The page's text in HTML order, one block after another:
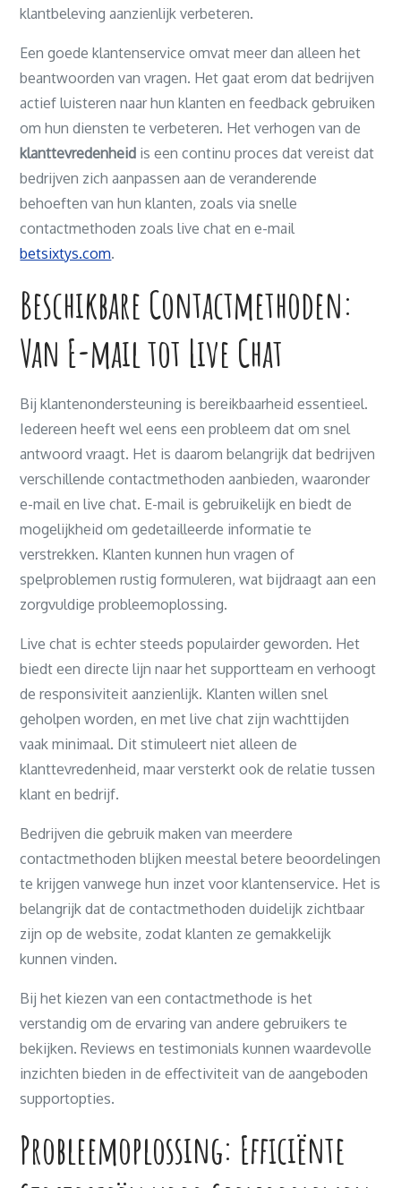
klantbeleving aanzienlijk verbeteren.
Een goede klantenservice omvat meer dan alleen het
beantwoorden van vragen. Het gaat erom dat bedrijven
actief luisteren naar hun klanten en feedback gebruiken
om hun diensten te verbeteren. Het verhogen van de
klanttevredenheid is een continu proces dat vereist dat
bedrijven zich aanpassen aan de veranderende
behoeften van hun klanten, zoals via snelle
contactmethoden zoals live chat en e-mail
betsixtys.com.
Beschikbare Contactmethoden:
Van E-mail tot Live Chat
Bij klantenondersteuning is bereikbaarheid essentieel.
Iedereen heeft wel eens een probleem dat om snel
antwoord vraagt. Het is daarom belangrijk dat bedrijven
verschillende contactmethoden aanbieden, waaronder
e-mail en live chat. E-mail is gebruikelijk en biedt de
mogelijkheid om gedetailleerde informatie te
verstrekken. Klanten kunnen hun vragen of
spelproblemen rustig formuleren, wat bijdraagt aan een
zorgvuldige probleemoplossing.
Live chat is echter steeds populairder geworden. Het
biedt een directe lijn naar het supportteam en verhoogt
de responsiviteit aanzienlijk. Klanten willen snel
geholpen worden, en met live chat zijn wachttijden
vaak minimaal. Dit stimuleert niet alleen de
klanttevredenheid, maar versterkt ook de relatie tussen
klant en bedrijf.
Bedrijven die gebruik maken van meerdere
contactmethoden blijken meestal betere beoordelingen
te krijgen vanwege hun inzet voor klantenservice. Het is
belangrijk dat de contactmethoden duidelijk zichtbaar
zijn op de website, zodat klanten ze gemakkelijk
kunnen vinden.
Bij het kiezen van een contactmethode is het
verstandig om de ervaring van andere gebruikers te
bekijken. Reviews en testimonials kunnen waardevolle
inzichten bieden in de effectiviteit van de aangeboden
supportopties.
Probleemoplossing: Efficiënte